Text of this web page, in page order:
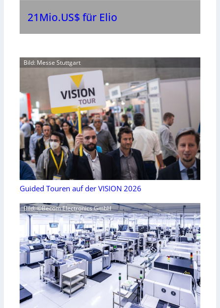
21Mio.US$ für Elio
Bild: Messe Stuttgart
Guided Touren auf der VISION 2026
Bild: ©Becom Electronics GmbH